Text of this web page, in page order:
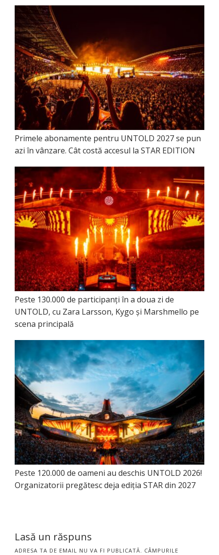
Primele abonamente pentru UNTOLD 2027 se pun
azi în vânzare. Cât costă accesul la STAR EDITION
Peste 130.000 de participanți în a doua zi de
UNTOLD, cu Zara Larsson, Kygo și Marshmello pe
scena principală
Peste 120.000 de oameni au deschis UNTOLD 2026!
Organizatorii pregătesc deja ediția STAR din 2027
Lasă un răspuns
ADRESA TA DE EMAIL NU VA FI PUBLICATĂ. CÂMPURILE